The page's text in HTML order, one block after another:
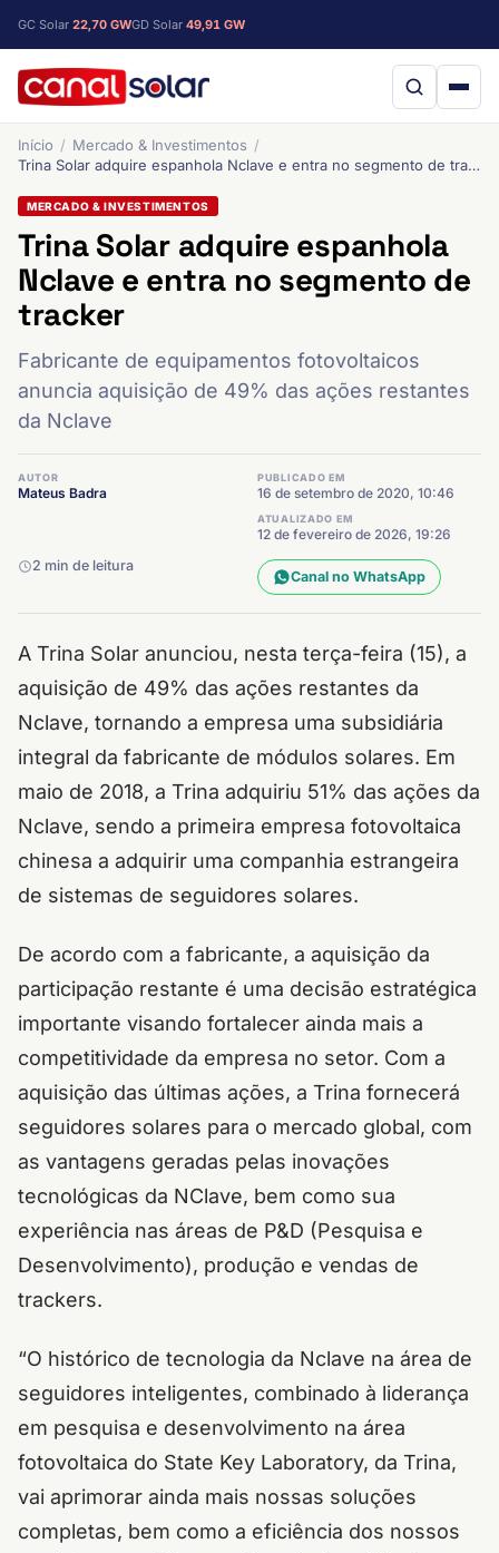
GC Solar 22,70 GWGD Solar 49,91 GW
Início
Mercado & Investimentos
Trina Solar adquire espanhola Nclave e entra no segmento de tracker
MERCADO & INVESTIMENTOS
Trina Solar adquire espanhola
Nclave e entra no segmento de
tracker
Fabricante de equipamentos fotovoltaicos
anuncia aquisição de 49% das ações restantes
da Nclave
AUTOR
Mateus Badra
PUBLICADO EM
16 de setembro de 2020, 10:46
ATUALIZADO EM
12 de fevereiro de 2026, 19:26
2 min de leitura
Canal no WhatsApp
A Trina Solar anunciou, nesta terça-feira (15), a
aquisição de 49% das ações restantes da
Nclave, tornando a empresa uma subsidiária
integral da fabricante de módulos solares. Em
maio de 2018, a Trina adquiriu 51% das ações da
Nclave, sendo a primeira empresa fotovoltaica
chinesa a adquirir uma companhia estrangeira
de sistemas de seguidores solares.
De acordo com a fabricante, a aquisição da
participação restante é uma decisão estratégica
importante visando fortalecer ainda mais a
competitividade da empresa no setor. Com a
aquisição das últimas ações, a Trina fornecerá
seguidores solares para o mercado global, com
as vantagens geradas pelas inovações
tecnológicas da NClave, bem como sua
experiência nas áreas de P&D (Pesquisa e
Desenvolvimento), produção e vendas de
trackers.
“O histórico de tecnologia da Nclave na área de
seguidores inteligentes, combinado à liderança
em pesquisa e desenvolvimento na área
fotovoltaica do State Key Laboratory, da Trina,
vai aprimorar ainda mais nossas soluções
completas, bem como a eficiência dos nossos